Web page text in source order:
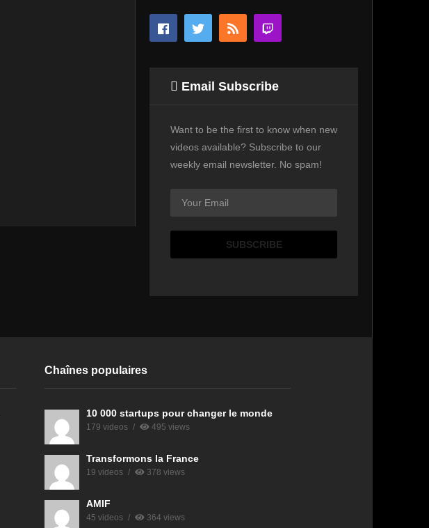
Email Subscribe
Want to be the first to know when new
videos available? Subscribe to our
weekly email newsletter. No spam!
Chaînes populaires
10 000 startups pour changer le monde
179 videos 495 views
Transformons la France
19 videos 378 views
AMIF
45 videos 364 views